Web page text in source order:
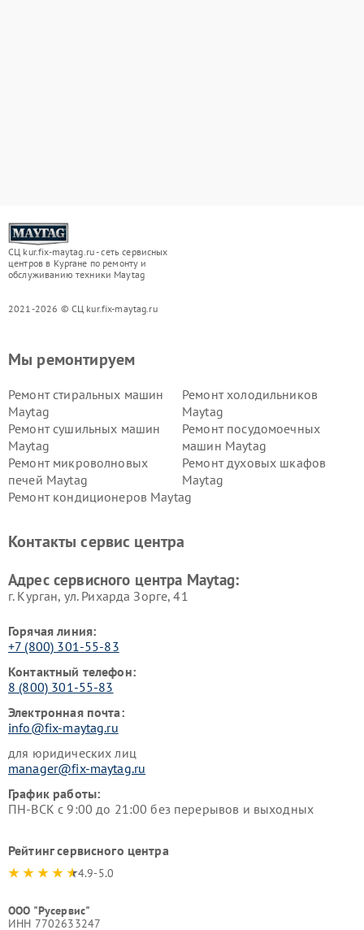
СЦ kur.fix-maytag.ru - сеть сервисных
центров в Кургане по ремонту и
обслуживанию техники Maytag
2021-2026 © СЦ kur.fix-maytag.ru
Мы ремонтируем
Ремонт стиральных машин
Maytag
Ремонт холодильников
Maytag
Ремонт сушильных машин
Maytag
Ремонт посудомоечных
машин Maytag
Ремонт микроволновых
печей Maytag
Ремонт духовых шкафов
Maytag
Ремонт кондиционеров Maytag
Контакты сервис центра
Адрес сервисного центра Maytag:
г. Курган, ул. Рихарда Зорге, 41
Горячая линия:
+7 (800) 301-55-83
Контактный телефон:
8 (800) 301-55-83
Электронная почта:
info@fix-maytag.ru
для юридических лиц
manager@fix-maytag.ru
График работы:
ПН-ВСК с 9:00 до 21:00 без перерывов и выходных
Рейтинг сервисного центра
4.9-5.0
ООО "Русервис"
ИНН 7702633247